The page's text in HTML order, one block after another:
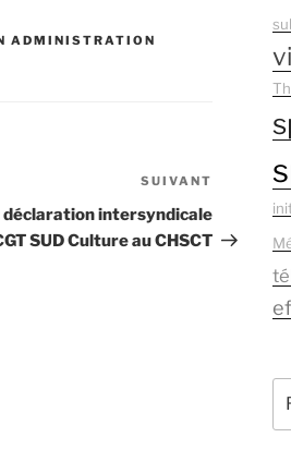
ADMINISTRATION
suivant
SUIVANT
déclaration intersyndicale
SUD Culture au CHSCT
: